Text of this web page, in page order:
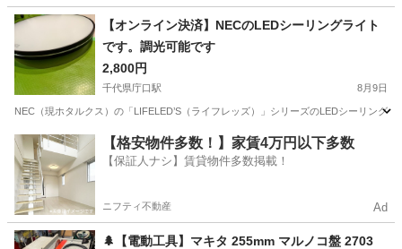
福岡 飯塚市 浦田駅 家電
【オンライン決済】NECのLEDシーリングライト
です。調光可能です
2,800円
千代県庁口駅 8月9日
NEC（現ホタルクス）の「LIFELED’S（ライフレッズ）」シリーズのLEDシーリング
福岡 福岡市 千代県庁口駅 生活家電
【格安物件多数！】家賃4万円以下多数
【保証人ナシ】賃貸物件多数掲載！
ニフティ不動産 Ad
🌲【電動工具】マキタ 255mm マルノコ盤 2703